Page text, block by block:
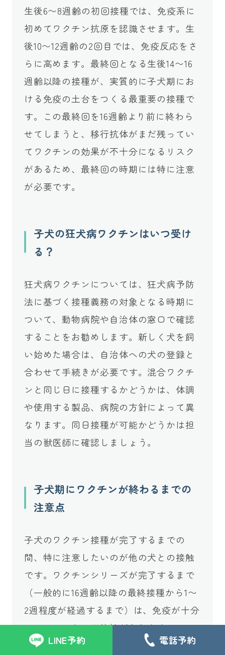
生後6〜8週齢の初回接種では、免疫系に
初めてワクチン抗原を認識させます。生
後10〜12週齢の2回目では、免疫反応をさ
らに高めます。最終回となる生後14〜16
週齢以降の接種が、実質的に子犬期にお
ける免疫の土台をつくる最重要の接種で
す。この最終回を16週齢より前に終わら
せてしまうと、移行抗体がまだ残ってい
てワクチンの効果が不十分になるリスク
があるため、最終回の時期には特に注意
が必要です。
子犬の狂犬病ワクチンはいつ受け
る？
狂犬病ワクチンについては、狂犬病予防
法に基づく接種義務の対象となる時期に
ついて、動物病院や自治体の窓口で確認
することをお勧めします。新しく犬を飼
い始めた場合は、自治体への犬の登録と
合わせて手続きが必要です。混合ワクチ
ンと同じ日に接種するかどうかは、体調
や使用する製品、病院の方針によって異
なります。同日接種が可能かどうかは担
当の獣医師に確認しましょう。
子犬期にワクチンが終わるまでの
注意点
子犬のワクチン接種が完了するまでの
間、特に注意したいのが他の犬との接触
です。ワクチンシリーズが完了するまで
（一般的に16週齢以降の最終接種から1〜
2週程度が経過するまで）は、免疫が十分
についていない可能性があります。
LINE予約 電話予約